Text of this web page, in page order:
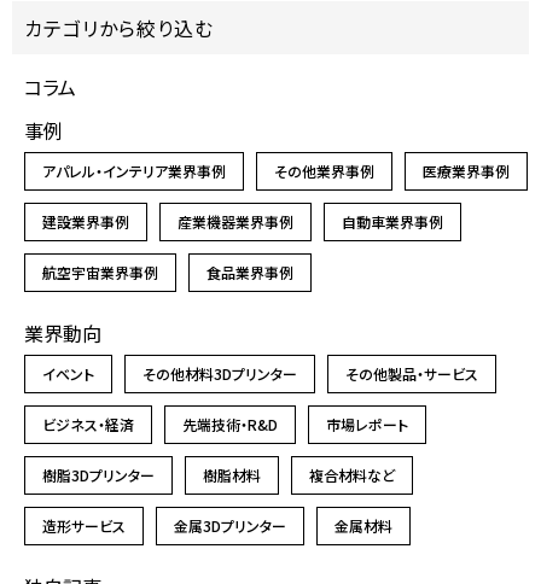
カテゴリから絞り込む
コラム
事例
アパレル・インテリア業界事例 その他業界事例 医療業界事例
建設業界事例 産業機器業界事例 自動車業界事例
航空宇宙業界事例 食品業界事例
業界動向
イベント その他材料3Dプリンター その他製品・サービス
ビジネス・経済 先端技術・R&D 市場レポート
樹脂3Dプリンター 樹脂材料 複合材料など
造形サービス 金属3Dプリンター 金属材料